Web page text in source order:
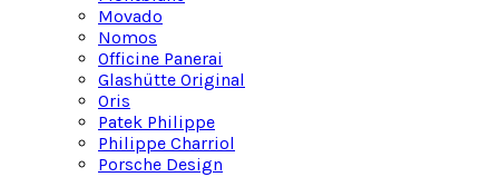
Movado
Nomos
Officine Panerai
Glashütte Original
Oris
Patek Philippe
Philippe Charriol
Porsche Design